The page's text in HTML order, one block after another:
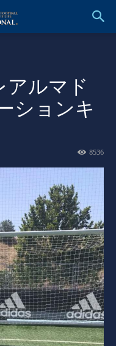
アルマド
ションキ
8536